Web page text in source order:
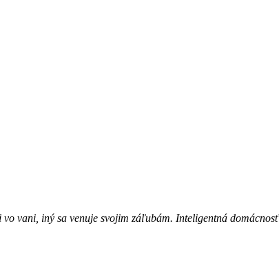
vani, iný sa venuje svojim záľubám. Inteligentná